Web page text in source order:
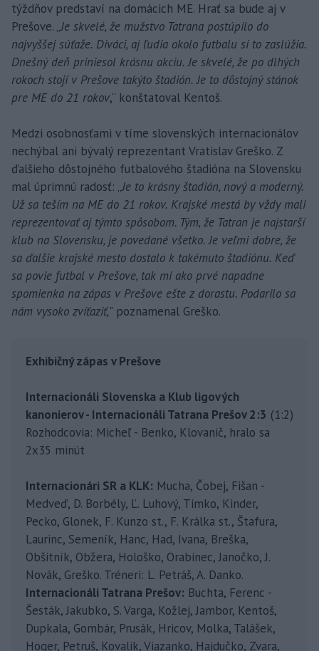
týždňov predstaví na domácich ME. Hrať sa bude aj v
Prešove. „Je skvelé, že mužstvo Tatrana postúpilo do
najvyššej súťaže. Diváci, aj ľudia okolo futbalu si to zaslúžia.
Dnešný deň priniesol krásnu akciu. Je skvelé, že po dlhých
rokoch stojí v Prešove takýto štadión. Je to dôstojný stánok
pre ME do 21 rokov,“ konštatoval Kentoš.
Medzi osobnosťami v tíme slovenských internacionálov
nechýbal ani bývalý reprezentant Vratislav Greško. Z
ďalšieho dôstojného futbalového štadióna na Slovensku
mal úprimnú radosť: „Je to krásny štadión, nový a moderný.
Už sa teším na ME do 21 rokov. Krajské mestá by vždy mali
reprezentovať aj týmto spôsobom. Tým, že Tatran je najstarší
klub na Slovensku, je povedané všetko. Je veľmi dobre, že
sa ďalšie krajské mesto dostalo k takémuto štadiónu. Keď
sa povie futbal v Prešove, tak mi ako prvé napadne
spomienka na zápas v Prešove ešte z dorastu. Podarilo sa
nám vysoko zvíťaziť," poznamenal Greško.
Exhibičný zápas v Prešove
Internacionáli Slovenska a Klub ligových
kanonierov - Internacionáli Tatrana Prešov 2:3 (1:2)
Rozhodcovia: Micheľ - Benko, Klovanič, hralo sa
2x35 minút
Internacionári SR a KLK: Mucha, Čobej, Fišan -
Medveď, D. Borbély, Ľ. Luhový, Timko, Kinder,
Pecko, Glonek, F. Kunzo st., F. Králka st., Štafura,
Laurinc, Semeník, Hanc, Had, Ivana, Breška,
Obšitník, Obžera, Hološko, Orabinec, Janočko, J.
Novák, Greško. Tréneri: L. Petráš, A. Danko.
Internacionáli Tatrana Prešov: Buchta, Ferenc -
Šesták, Jakubko, S. Varga, Kožlej, Jambor, Kentoš,
Dupkala, Gombár, Prusák, Hricov, Molka, Talášek,
Höger, Petruš, Kovalik, Viazanko, Hajdučko, Zvara,